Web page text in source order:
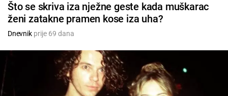
Što se skriva iza nježne geste kada muškarac
ženi zatakne pramen kose iza uha?
Dnevnikprije 69 dana